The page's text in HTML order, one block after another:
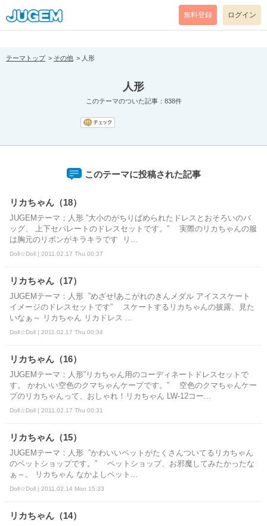
[pear_error: message="Success" code=0 mode=return level=notice
prefix="" info=""]
無料登録 ログイン
テーマトップ その他 人形
人形
このテーマのついた記事：838件
このテーマに投稿された記事
リカちゃん（18）
JUGEMテーマ：人形 ”大小のがちりばめられたドレスとおそろいのバ
ッグ、 上下セパレートのドレスセットです。” 実際のリカちゃんの服
は胸元のリボンがキラキラです リ...
Doll☆Doll | 2011.02.17 Thu 00:37
リカちゃん（17）
JUGEMテーマ：人形 ”めざせ!あこがれのきんメダル アイススケート
イメージのドレスセットです” スケートするリカちゃんの披露、見た
いなぁ～ リカちゃん リカドレス ...
Doll☆Doll | 2011.02.17 Thu 00:34
リカちゃん（16）
JUGEMテーマ：人形”リカちゃん用のコーディネートドレスセットで
す。 かわいい空色のクマちゃんケープです。” 空色のクマちゃんケー
プのリカちゃんって、おしゃれ！リカちゃん LW-12コー...
Doll☆Doll | 2011.02.17 Thu 00:31
リカちゃん（15）
JUGEMテーマ：人形 ”かわいいペットがたくさんついてるリカちゃん
のペットショップです。” ペットショップ、お邪魔してみたかったな
ぁ～。 リカちゃん なかよしペット...
Doll☆Doll | 2011.02.14 Mon 15:33
リカちゃん（14）